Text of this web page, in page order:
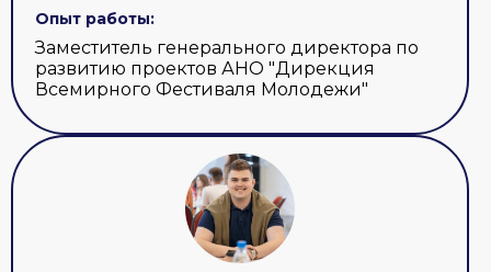
Опыт работы:
Заместитель генерального директора по
развитию проектов АНО "Дирекция
Всемирного Фестиваля Молодежи"